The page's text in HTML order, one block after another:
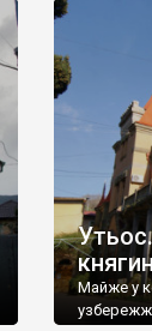
Майже у